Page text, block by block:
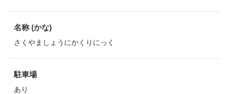
名称 (かな)
さくやましょうにかくりにっく
駐車場
あり